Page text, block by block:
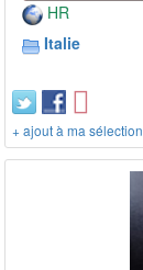
HR
Italie
+ ajout à ma sélection